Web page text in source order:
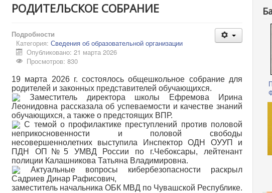
РОДИТЕЛЬСКОЕ СОБРАНИЕ
Подробности
Категория: Сведения об образовательной организации
Опубликовано: 21 марта 2026
Просмотров: 830
19 марта 2026 г. состоялось общешкольное собрание для
родителей и законных представителей обучающихся.
Заместитель директора школы Ефремова Ирина
Леонидовна рассказала об успеваемости и качестве знаний
обучающихся, а также о предстоящих ВПР.
С темой о профилактике преступлений против половой
неприкосновенности и половой свободы
несовершеннолетних выступила Инспектор ОДН ОУУП и
ПДН ОП№5 УМВД России по г.Чебоксары, лейтенант
полиции Калашникова Татьяна Владимировна.
Актуальные вопросы кибербезопасности раскрыл
Садриев Динар Рафисович,
заместитель начальника ОБК МВД по Чувашской Республике.